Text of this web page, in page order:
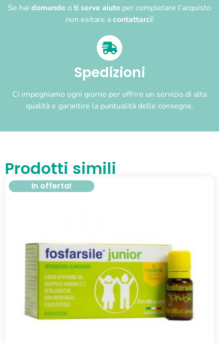
Se hai domande o ti serve aiuto per completare l'acquisto
non esitare acontattarci!
Spedizioni
Ci impegniamo ogni giorno per offrire un servizio di alta
qualità e garantire la puntualità delle consegne.
Prodotti simili
In offerta!